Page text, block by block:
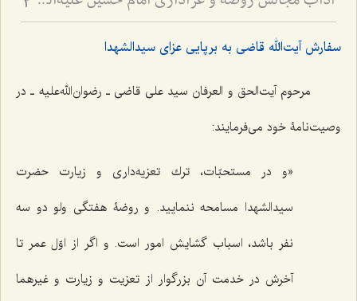
3
سفارش آیت‌الله قاضی به برپایی عزای سیدالشهدا
مرحوم آیت‌الحق و العرفان سید علی قاضی ـ رضوان‌الله‌علیه ـ در
وصیت‌نامۀ خود می‌فرمایند:
«و در مستحبّات، ترك تعزيه‌دارى و زيارت حضرت
سيدالشهدا مسامحه ننماييد. و روضۀ هفتگى ولو دو سه
نفر باشد، اسباب گشايش امور است. و اگر از اوّل عمر تا
آخرش در خدمت آن بزرگوار از تعزيت و زيارت و غيرهما